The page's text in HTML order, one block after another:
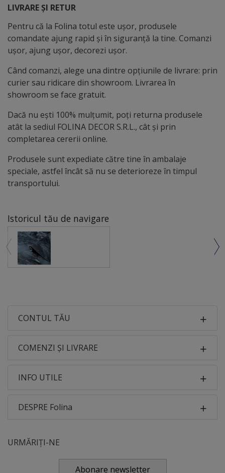
LIVRARE ȘI RETUR
Pentru că la Folina totul este ușor, produsele
comandate ajung rapid și în siguranță la tine. Comanzi
ușor, ajung ușor, decorezi ușor.
Când comanzi, alege una dintre opțiunile de livrare: prin
curier sau ridicare din showroom. Livrarea în
showroom se face gratuit.
Dacă nu ești 100% mulțumit, poți returna produsele
atât la sediul FOLINA DECOR S.R.L., cât și prin
completarea cererii online.
Produsele sunt expediate către tine în ambalaje
speciale, astfel încât să nu se deterioreze în timpul
transportului.
Istoricul tău de navigare
CONTUL TĂU
COMENZI ȘI LIVRARE
INFO UTILE
DESPRE Folina
URMĂRIȚI-NE
Abonare newsletter